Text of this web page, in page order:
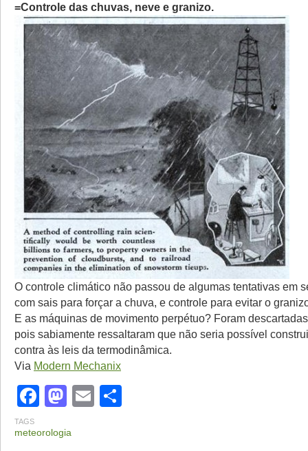
=Controle das chuvas, neve e granizo.
O controle climático não passou de algumas tentativas em
com sais para forçar a chuva, e controle para evitar o
E as máquinas de movimento perpétuo? Foram
pois sabiamente ressaltaram que não seria possível
contra às leis da termodinâmica.
Via Modern Mechanix
Facebook
Mastodon
Email
TAGS
meteorologia